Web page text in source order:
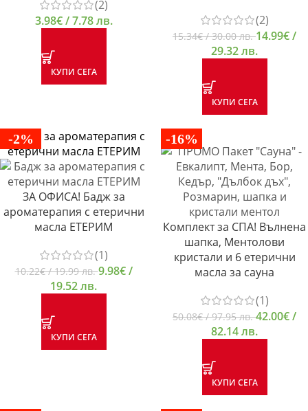
(2)
3.98€/ 7.78 лв.
КУПИ СЕГА
(2)
15.34€/ 30.00 лв.14.99€/
29.32 лв.
КУПИ СЕГА
-2%
ЗА ОФИСА! Бадж за
ароматерапия с етерични
масла ЕТЕРИМ
(1)
10.22€/ 19.99 лв.9.98€/
19.52 лв.
КУПИ СЕГА
-16%
Комплект за СПА! Вълнена
шапка, Ментолови
кристали и 6 етерични
масла за сауна
(1)
50.08€/ 97.95 лв.42.00€/
82.14 лв.
КУПИ СЕГА